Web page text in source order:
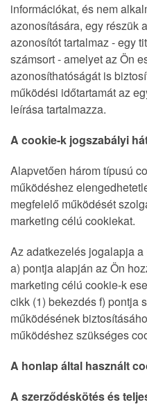
információkat, és nem
azonosítására, egy részük
azonosítót tartalmaz - egy
számsort - amelyet az Ön
azonosíthatóságát is
működési időtartamát az
leírása tartalmazza.
A cookie-k jogszabályi
Alapvetően három típusú
működéshez
megfelelő működését
marketing célú cookiekat.
Az adatkezelés jogalapja
a) pontja alapján az Ön
marketing célú cookie-k
cikk (1) bekezdés f) pontja
működésének
működéshez szükséges
A honlap által használt
A szerződéskötés és